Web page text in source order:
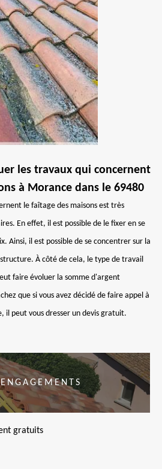
les travaux qui concernent
à Morance dans le 69480
le faîtage des maisons est très
En effet, il est possible de le fixer en se
Ainsi, il est possible de se concentrer sur la
À côté de cela, le type de travail
faire évoluer la somme d'argent
que si vous avez décidé de faire appel à
il peut vous dresser un devis gratuit.
gratuits